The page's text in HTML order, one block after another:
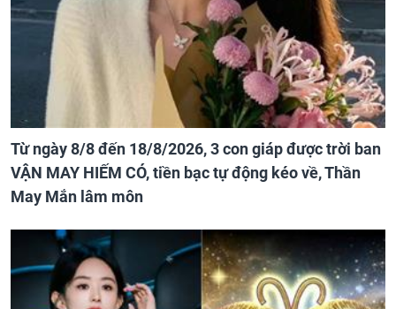
Từ ngày 8/8 đến 18/8/2026, 3 con giáp được trời ban
VẬN MAY HIẾM CÓ, tiền bạc tự động kéo về, Thần
May Mắn lâm môn